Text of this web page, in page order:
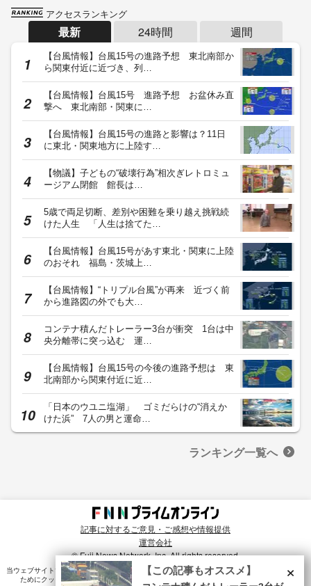
アクセスランキング
最新 24時間 週間
【台風情報】台風15号の進路予想 東北南部か
ら関東付近に近づき、列…
【台風情報】台風15号 進路予想 お盆休み直
撃へ 東北南部・関東に…
【台風情報】台風15号の進路と影響は？11日
に東北・関東地方に上陸す…
【物議】子どもの“破壊行為”相次ぎレトロミュ
ージアム閉館 館長は…
5歳で両足切断、差別や困難を乗り越え挑戦続
けた人生 「人生は捨てた…
【台風情報】台風15号があす東北・関東に上陸
のおそれ 福島・茨城上…
【台風情報】“トリプル台風”が再来 近づく前
から進路図の外でも大…
コンテナ積んだトレーラー3台が衝突 1台は中
央分離帯に突っ込む 運…
【台風情報】台風15号の今後の進路予想は 東
北南部から関東付近に近…
「日本のウユニ塩湖」 ゴミだらけの“消えか
けた浜” 7人の男と運命…
ランキング一覧へ
記事に対するご意見・ご感想や情報提供
運営会社
© Fuji News Network, Inc. All rights reserved.
当ウェブサイトでは、ユーザのニーズ・興味・関⼼に合致したコンテンツや広告配信を提供する
ためにクッキーを使⽤しています。詳細は、
プライバシーポリシー をご確認ください。×
【この記事もオススメ】